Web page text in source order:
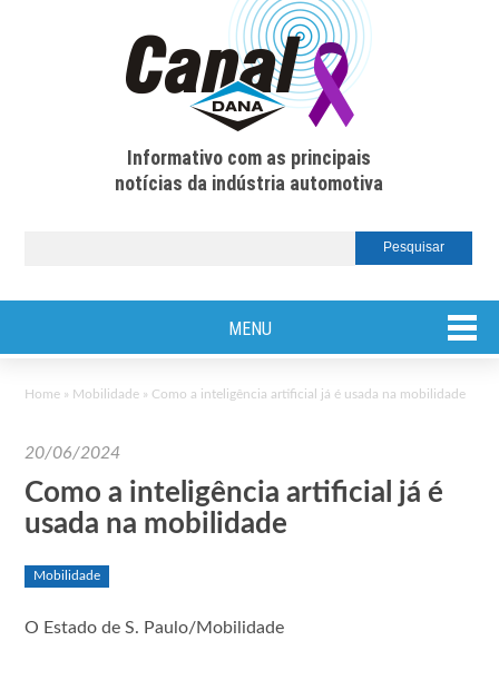
Informativo com as principais
notícias da indústria automotiva
MENU
Home » Mobilidade » Como a inteligência artificial já é usada na mobilidade
20/06/2024
Como a inteligência artificial já é
usada na mobilidade
Mobilidade
O Estado de S. Paulo/Mobilidade